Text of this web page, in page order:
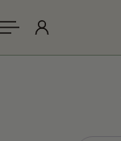
au contenu